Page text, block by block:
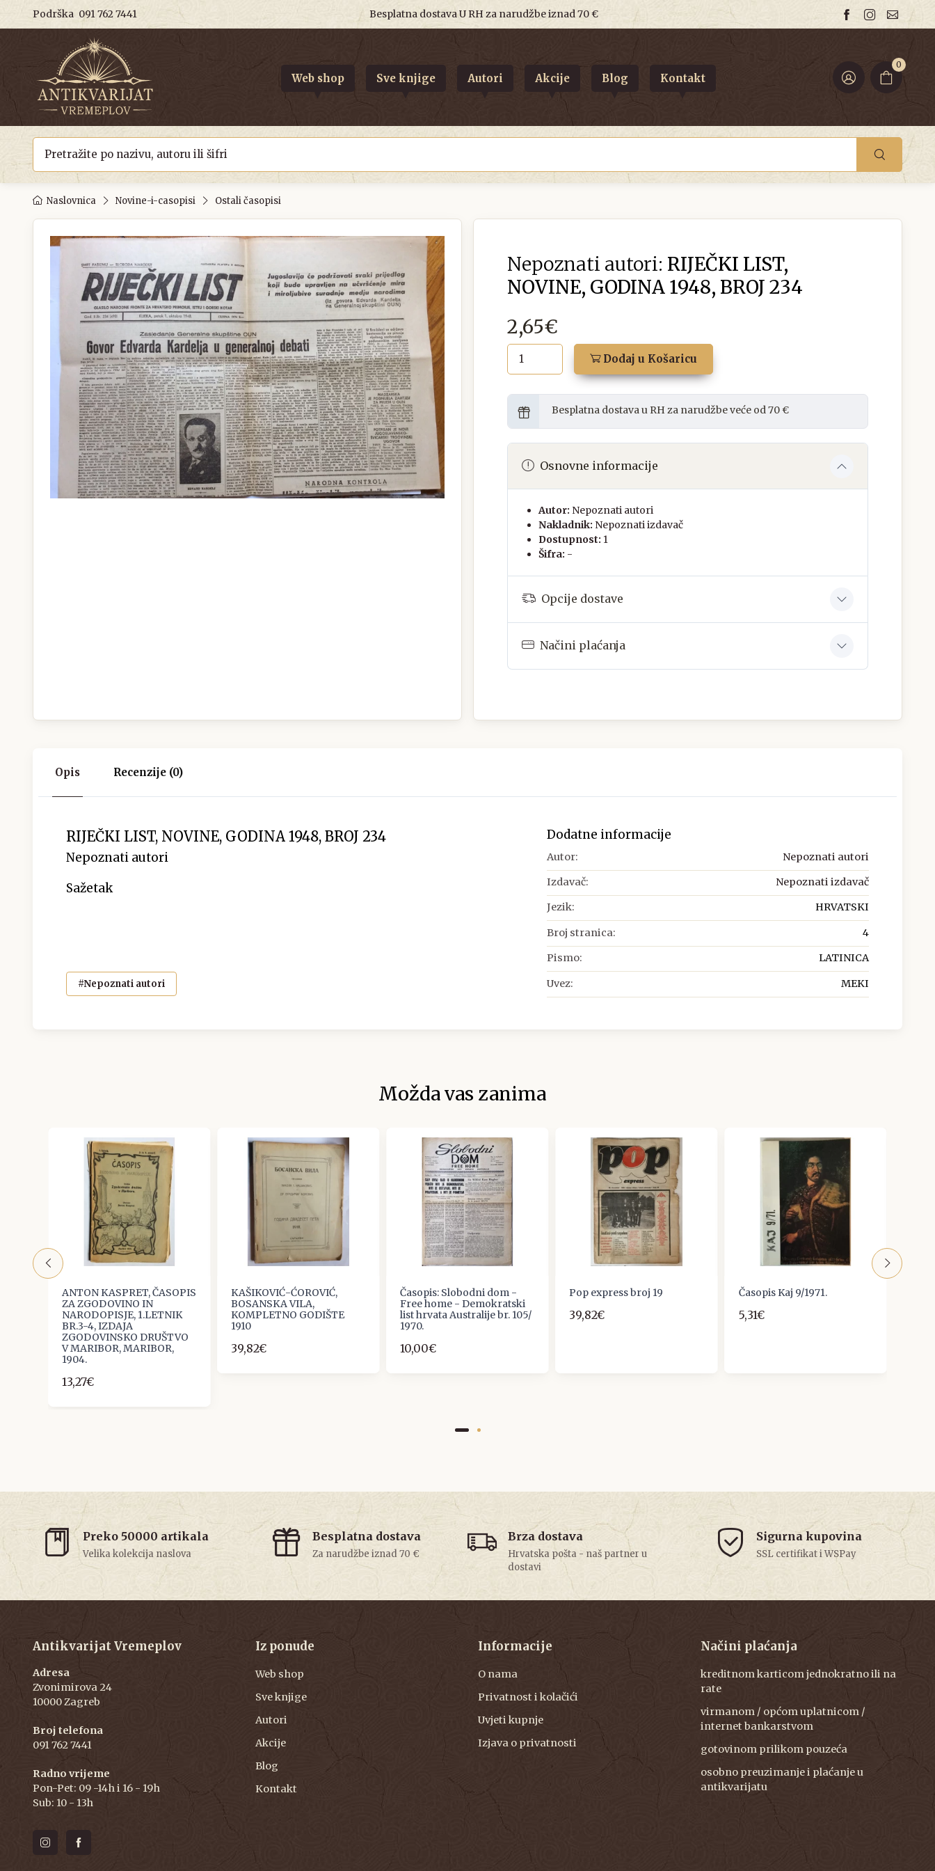
Podrška 091 762 7441 Besplatna dostava U RH za narudžbe iznad 70 €
0
Web shop Sve knjige Autori Akcije Blog Kontakt
Naslovnica Novine-i-casopisi Ostali časopisi
Nepoznati autori: RIJEČKI LIST,
NOVINE, GODINA 1948, BROJ 234
2,65€
Dodaj u Košaricu
Besplatna dostava u RH za narudžbe veće od 70 €
Osnovne informacije
Autor: Nepoznati autori
Nakladnik: Nepoznati izdavač
Dostupnost: 1
Šifra: -
Opcije dostave
Načini plaćanja
Opis Recenzije (0)
RIJEČKI LIST, NOVINE, GODINA 1948, BROJ 234
Nepoznati autori
Sažetak
#Nepoznati autori
Dodatne informacije
Autor: Nepoznati autori
Izdavač: Nepoznati izdavač
Jezik: HRVATSKI
Broj stranica: 4
Pismo: LATINICA
Uvez: MEKI
Možda vas zanima
ANTON KASPRET, ČASOPIS
ZA ZGODOVINO IN
NARODOPISJE, 1.LETNIK
BR.3-4, IZDAJA
ZGODOVINSKO DRUŠTVO
V MARIBOR, MARIBOR,
1904.
13,27€
KAŠIKOVIĆ-ĆOROVIĆ,
BOSANSKA VILA,
KOMPLETNO GODIŠTE
1910
39,82€
Časopis: Slobodni dom -
Free home - Demokratski
list hrvata Australije br. 105/
1970.
10,00€
Pop express broj 19
39,82€
Časopis Kaj 9/1971.
5,31€
Preko 50000 artikala
Velika kolekcija naslova
Besplatna dostava
Za narudžbe iznad 70 €
Brza dostava
Hrvatska pošta - naš partner u
dostavi
Sigurna kupovina
SSL certifikat i WSPay
Antikvarijat Vremeplov
Adresa
Zvonimirova 24
10000 Zagreb
Broj telefona
091 762 7441
Radno vrijeme
Pon-Pet: 09 -14h i 16 - 19h
Sub: 10 - 13h
Iz ponude
Web shop
Sve knjige
Autori
Akcije
Blog
Kontakt
Informacije
O nama
Privatnost i kolačići
Uvjeti kupnje
Izjava o privatnosti
Načini plaćanja
kreditnom karticom jednokratno ili na
rate
virmanom / općom uplatnicom /
internet bankarstvom
gotovinom prilikom pouzeća
osobno preuzimanje i plaćanje u
antikvarijatu